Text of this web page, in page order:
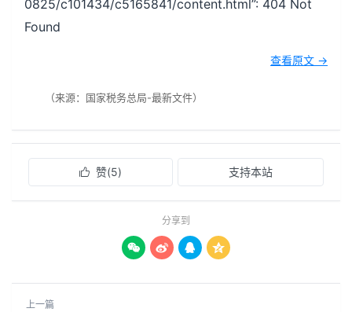
0825/c101434/c5165841/content.html”: 404 Not
Found
查看原文 →
（来源：国家税务总局-最新文件）
 赞(5) 支持本站
分享到
   
上一篇